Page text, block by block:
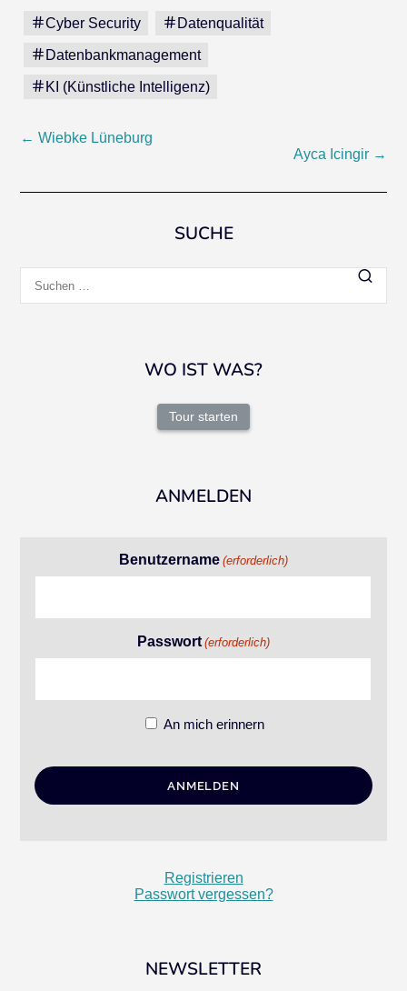
Cyber Security Datenqualität
Datenbankmanagement
KI (Künstliche Intelligenz)
Beitragsnavigation
← Wiebke Lüneburg
Ayca Icingir →
SUCHE
nach:
WO IST WAS?
Tour starten
ANMELDEN
Benutzername (erforderlich)
Passwort (erforderlich)
An mich erinnern
Registrieren
Passwort vergessen?
NEWSLETTER